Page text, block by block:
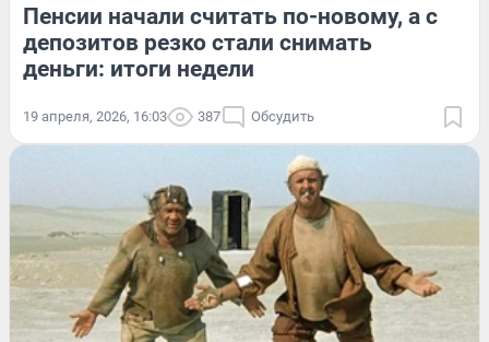
Пенсии начали считать по-новому, а с
депозитов резко стали снимать
деньги: итоги недели
19 апреля, 2026, 16:03 387 Обсудить